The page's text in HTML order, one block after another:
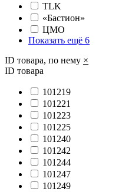
TLK
«Бастион»
ЦМО
Показать ещё 6
ID товара, по нему ×
ID товара
101219
101221
101223
101225
101240
101242
101244
101247
101249